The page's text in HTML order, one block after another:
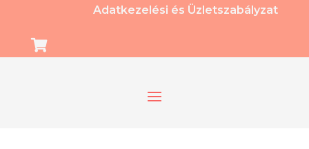
Adatkezelési és Üzletszabályzat
